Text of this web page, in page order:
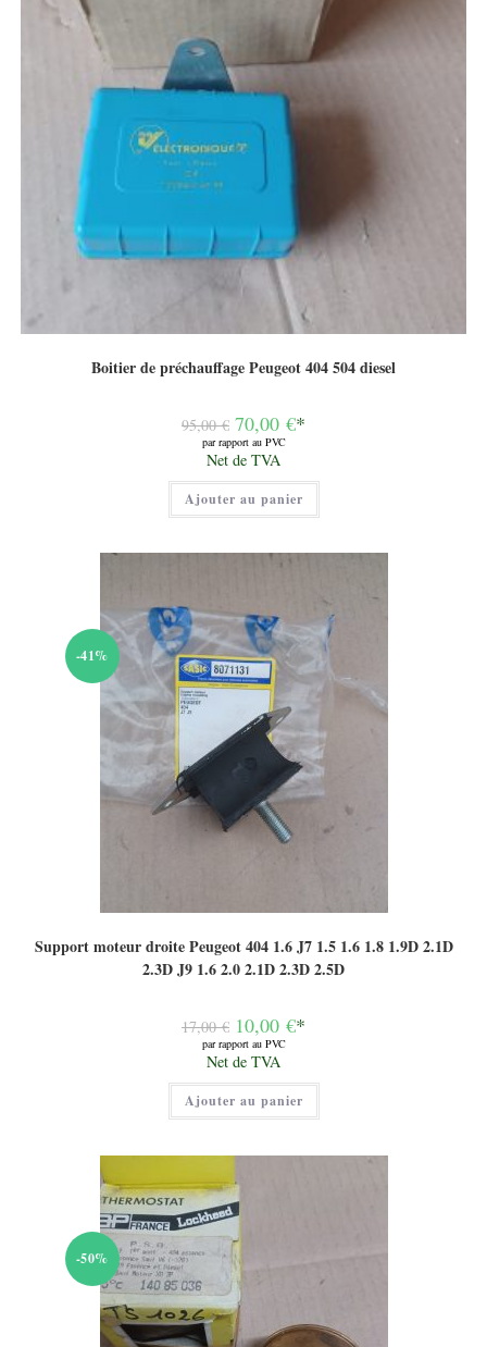
Boitier de préchauffage Peugeot 404 504 diesel
95,00€ Le
prix
initial
était :
95,00 €.
70,00 €*
par rapport au PVC
Le
prix
actuel
est :
70,00 €.
Net de TVA
Ajouter au panier
-41%
Support moteur droite Peugeot 404 1.6 J7 1.5 1.6 1.8 1.9D 2.1D
2.3D J9 1.6 2.0 2.1D 2.3D 2.5D
17,00€ Le
prix
initial
était :
17,00 €.
10,00 €*
par rapport au PVC
Le
prix
actuel
est :
10,00 €.
Net de TVA
Ajouter au panier
-50%